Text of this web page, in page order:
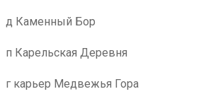
д Каменный Бор
п Карельская Деревня
г карьер Медвежья Гора